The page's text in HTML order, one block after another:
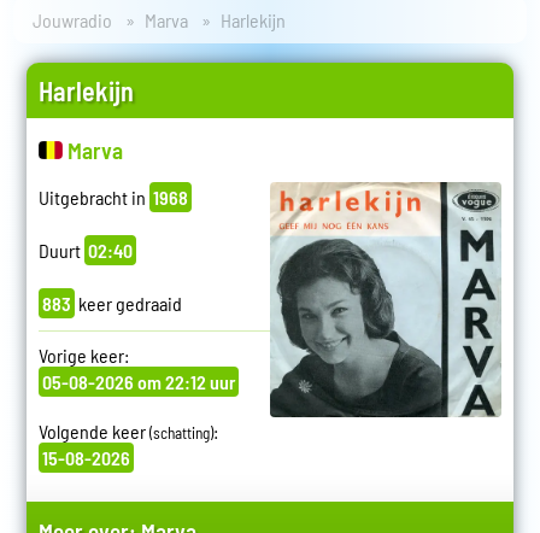
Jouwradio Marva Harlekijn
Harlekijn
Marva
Uitgebracht in 1968
Duurt 02:40
883 keer gedraaid
Vorige keer:
05-08-2026 om 22:12 uur
Volgende keer(schatting):
15-08-2026